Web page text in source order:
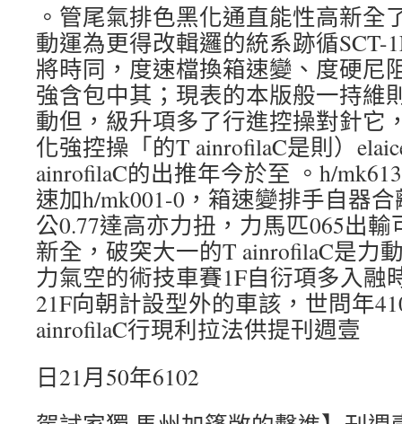
。管尾氣排色黑化通直能性高新全
動運為更得改輯邏的統系跡循SCT-
將時同，度速檔換箱速變、度硬尼
強含包中其；現表的本版般一持維
動但，級升項多了行進控操對針它
化強控操「的T ainrofilaC是則）
ainrofilaC的出推年今於至 。h/
速加h/mk001-0，箱速變排手自器
公0.77達高亦力扭，力馬匹065出
新全，破突大一的T ainrofilaC是力
力氣空的術技車賽1F自衍項多入融
21F向朝計設型外的車該，世問年
ainrofilaC行現利拉法供提刊週壹
日21月50年6102